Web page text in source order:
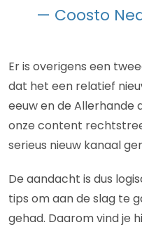
— Coosto
Er is overigens een
dat het een relatief
eeuw en de Allerhande
onze content
serieus nieuw kanaal
De aandacht is dus
tips om aan de slag te
gehad. Daarom vind je